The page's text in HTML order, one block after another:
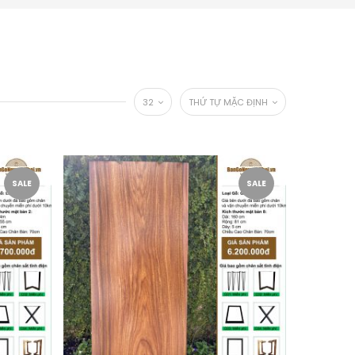
THỨ TỰ MẶC ĐỊNH
32
SALE SALE